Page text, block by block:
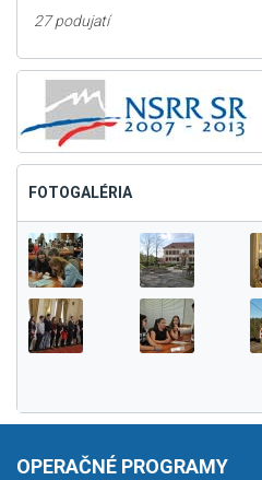
27 podujatí
FOTOGALÉRIA
OPERAČNÉ PROGRAMY